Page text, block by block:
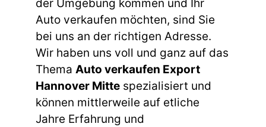
der Umgebung kommen und Ihr
Auto verkaufen möchten, sind Sie
bei uns an der richtigen Adresse.
Wir haben uns voll und ganz auf das
Thema Auto verkaufen Export
Hannover Mitte spezialisiert und
können mittlerweile auf etliche
Jahre Erfahrung und